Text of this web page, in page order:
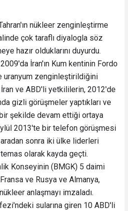
nükleer zenginleştirme
çok taraflı diyalogla söz
hazır olduklarını duyurdu.
İran'ın Kum kentinin Fordo
zenginleştirildiğini
ve ABD'li yetkililerin, 2012'de
gizli görüşmeler yaptıkları ve
şekilde devam ettiği ortaya
2013'te bir telefon görüşmesi
aradan sonra iki ülke liderleri
olarak kayda geçti.
Konseyinin (BMGK) 5 daimi
ve Rusya ve Almanya,
anlaşmayı imzaladı.
sularına giren 10 ABD'li